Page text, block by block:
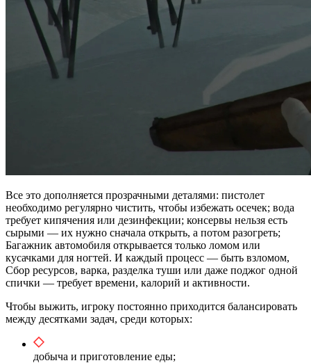
Все это дополняется прозрачными деталями: пистолет
необходимо регулярно чистить, чтобы избежать осечек; вода
требует кипячения или дезинфекции; консервы нельзя есть
сырыми — их нужно сначала открыть, а потом разогреть;
Багажник автомобиля открывается только ломом или
кусачками для ногтей. И каждый процесс — быть взломом,
Сбор ресурсов, варка, разделка туши или даже поджог одной
спички — требует времени, калорий и активности.
Чтобы выжить, игроку постоянно приходится балансировать
между десятками задач, среди которых:
добыча и приготовление еды;